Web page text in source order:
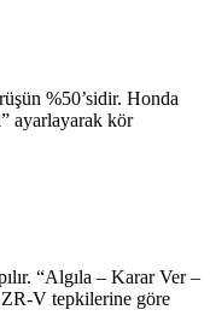
%50’sidir. Honda
ayarlayarak kör
“Algıla – Karar Ver –
V tepkilerine göre